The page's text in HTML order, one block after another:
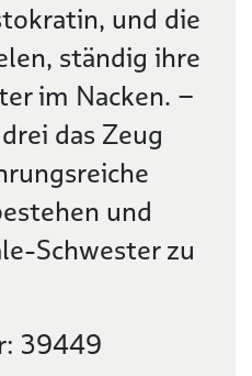
und die
ständig ihre
im Nacken. –
das Zeug
und
Schwester zu
39449